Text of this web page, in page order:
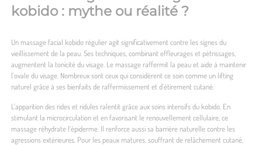
kobido : mythe ou réalité ?
Un massage facial kobido régulier agit significativement contre les signes du
vieillissement de la peau. Ses techniques, combinant effleurages et pétrissages,
augmentent la tonicité du visage. Le massage raffermit la peau et aide à maintenir
l’ovale du visage. Nombreux sont ceux qui considèrent ce soin comme un lifting
naturel grâce à ses bienfaits de raffermissement et d’étirement cutané.
L’apparition des rides et ridules ralentit grâce aux soins intensifs du kobido. En
stimulant la microcirculation et en favorisant le renouvellement cellulaire, ce
massage réhydrate l’épiderme. Il renforce aussi sa barrière naturelle contre les
agressions extérieures. Pour les peaux matures, souffrant de relâchement cutané,